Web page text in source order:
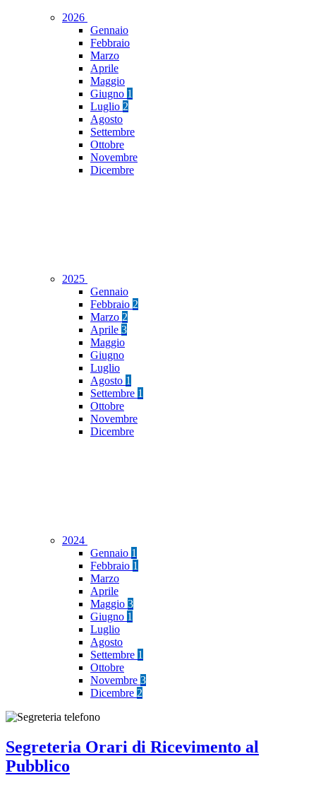
2026
Gennaio
Febbraio
Marzo
Aprile
Maggio
Giugno 1
Luglio 2
Agosto
Settembre
Ottobre
Novembre
Dicembre
2025
Gennaio
Febbraio 2
Marzo 2
Aprile 3
Maggio
Giugno
Luglio
Agosto 1
Settembre 1
Ottobre
Novembre
Dicembre
2024
Gennaio 1
Febbraio 1
Marzo
Aprile
Maggio 3
Giugno 1
Luglio
Agosto
Settembre 1
Ottobre
Novembre 3
Dicembre 2
Segreteria Orari di Ricevimento al
Pubblico